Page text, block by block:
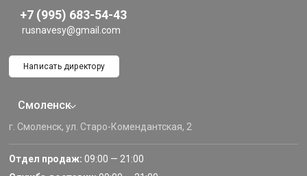
+7 (995) 683-54-43
rusnavesy@gmail.com
Написать директору
Смоленск
г. Смоленск, ул. Старо-Комендантская, 2
Отдел продаж: 09:00 — 21:00